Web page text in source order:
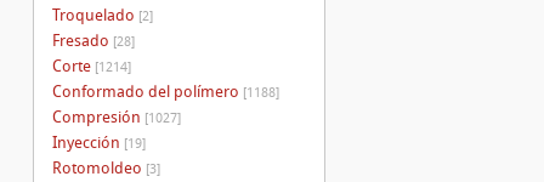
Troquelado [2]
Fresado [28]
Corte [1214]
Conformado del polímero [1188]
Compresión [1027]
Inyección [19]
Rotomoldeo [3]